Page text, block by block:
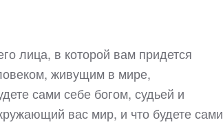
лица, в которой вам придется
живущим в мире,
сами себе богом, судьей и
вас мир, и что будете сами